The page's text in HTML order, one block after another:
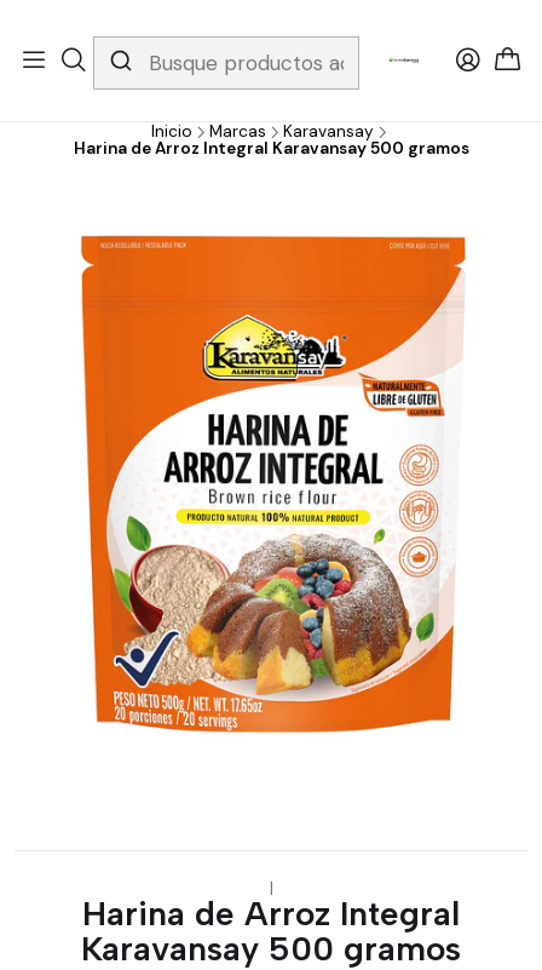
Whatsapp 3229079958/ Fijo 6019251796 / Envios a todo el país y
gratis apartir de 199.000!
Inicio Marcas
Karavansay
Harina de Arroz Integral Karavansay 500 gramos
|
Harina de Arroz Integral
Karavansay 500 gramos